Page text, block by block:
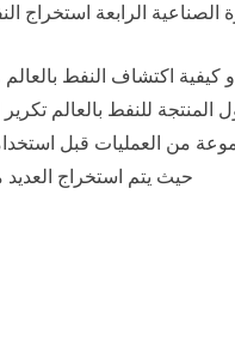
كيفية اكتشاف النفط
المنتجة للنفط بالعالم
من العمليات قبل
حيث يتم استخراج